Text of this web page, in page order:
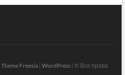
Theme Freesia| WordPress| © Все права